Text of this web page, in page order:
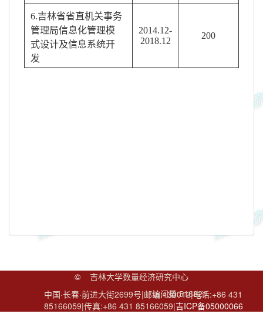
6.吉林省省直机关事务
管理局信息化管理模
式设计及信息系统开
发
2014.12-
2018.12
200
©
吉林大学数量经济研究中心
中国·长春·前进大街2699号|邮编:130012|电话:+86 431
85166059|传真:+86 431 85166059|吉ICP备05000066
访问量:516821